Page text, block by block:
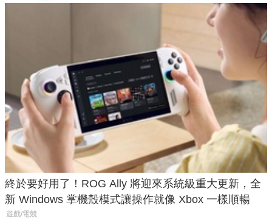
終於要好用了！ROG Ally 將迎來系統級重大更新，全
新 Windows 掌機殼模式讓操作就像 Xbox 一樣順暢
遊戲/電競